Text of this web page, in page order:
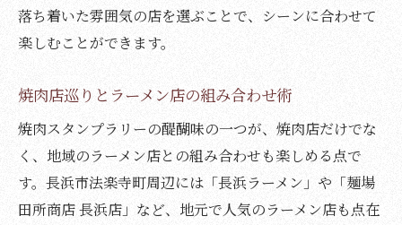
落ち着いた雰囲気の店を選ぶことで、シーンに合わせて
楽しむことができます。
焼肉店巡りとラーメン店の組み合わせ術
焼肉スタンプラリーの醍醐味の一つが、焼肉店だけでな
く、地域のラーメン店との組み合わせも楽しめる点で
す。長浜市法楽寺町周辺には「長浜ラーメン」や「麺場
田所商店 長浜店」など、地元で人気のラーメン店も点在